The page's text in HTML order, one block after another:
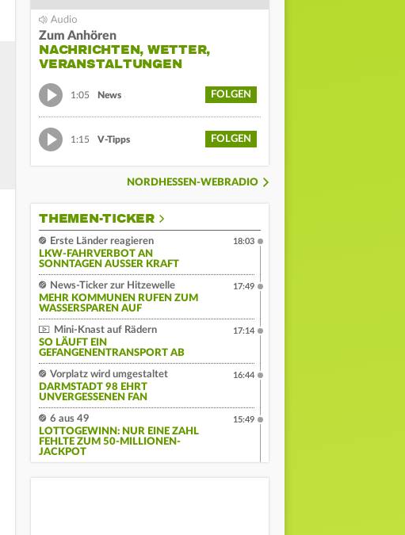
Zum Anhören
NACHRICHTEN, WETTER,
VERANSTALTUNGEN
1:05 News FOLGEN
1:15 V-Tipps FOLGEN
NORDHESSEN-WEBRADIO
THEMEN-TICKER
Erste Länder reagieren
LKW-FAHRVERBOT AN
SONNTAGEN AUSSER KRAFT
18:03
News-Ticker zur Hitzewelle
MEHR KOMMUNEN RUFEN ZUM
WASSERSPAREN AUF
17:49
Mini-Knast auf Rädern
SO LÄUFT EIN
GEFANGENENTRANSPORT AB
17:14
Vorplatz wird umgestaltet
DARMSTADT 98 EHRT
UNVERGESSENEN FAN
16:44
6 aus 49
LOTTOGEWINN: NUR EINE ZAHL
FEHLTE ZUM 50-MILLIONEN-
JACKPOT
15:49